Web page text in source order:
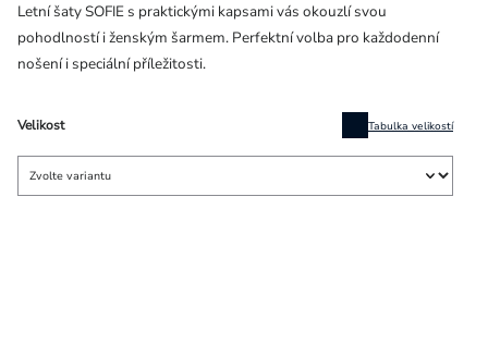
Velikost Tabulka velikostí
Letní šaty SOFIE s praktickými kapsami vás okouzlí svou
pohodlností i ženským šarmem. Perfektní volba pro každodenní
nošení i speciální příležitosti.